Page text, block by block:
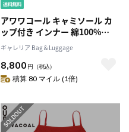
アワワコール キャミソール カ
ップ付き インナー 綿100%
OUR WACOAL トップス インナ
ーウェア ブラトップ アンダー
ゴムなし キャミ シンプル スト
ラップ調整 レディース カップ
ギャレリア Bag＆Luggage
8,800 円 （税込）
積算 80 マイル (1倍)